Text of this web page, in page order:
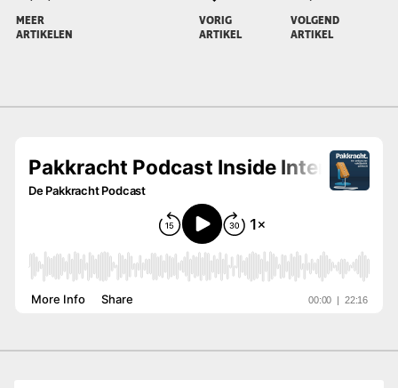
MEER
ARTIKELEN
VORIG
ARTIKEL
VOLGEND
ARTIKEL